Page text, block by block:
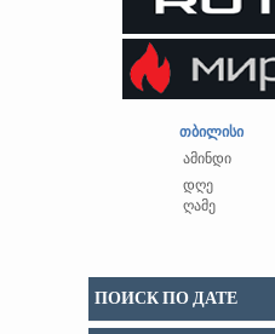
თბილისი
ამინდი
დღე
ღამე
ПОИСК ПО ДАТЕ